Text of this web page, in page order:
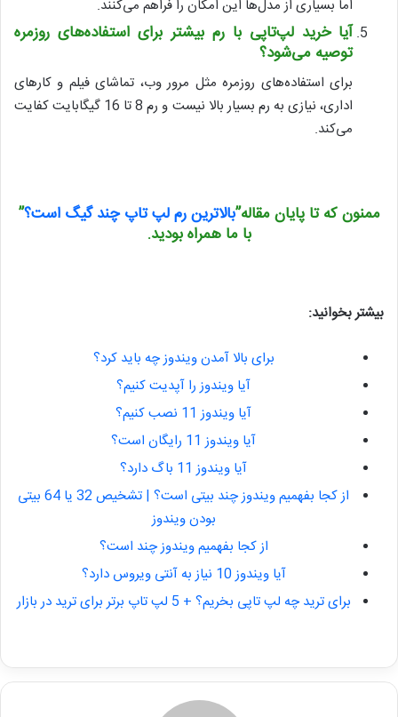
اما بسیاری از مدل‌ها این امکان را فراهم می‌کنند.
آیا خرید لپ‌تاپی با رم بیشتر برای استفاده‌های روزمره
توصیه می‌شود؟
برای استفاده‌های روزمره مثل مرور وب، تماشای فیلم و کارهای
اداری، نیازی به رم بسیار بالا نیست و رم 8 تا 16 گیگابایت کفایت
می‌کند.
ممنون که تا پایان مقاله”بالاترین رم لپ تاپ چند گیگ است؟”
با ما همراه بودید.
بیشتر بخوانید:
برای بالا آمدن ویندوز چه باید کرد؟
آیا ویندوز را آپدیت کنیم؟
آیا ویندوز 11 نصب کنیم؟
آیا ویندوز 11 رایگان است؟
آیا ویندوز 11 باگ دارد؟
از کجا بفهمیم ویندوز چند بیتی است؟ | تشخیص 32 یا 64 بیتی
بودن ویندوز
از کجا بفهمیم ویندوز چند است؟
آیا ویندوز 10 نیاز به آنتی ویروس دارد؟
برای ترید چه لپ تاپی بخریم؟ + 5 لپ تاپ برتر برای ترید در بازار